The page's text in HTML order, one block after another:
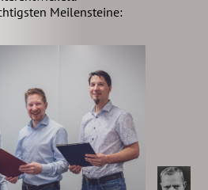
Meilensteine: